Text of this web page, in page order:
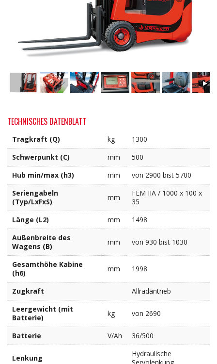
TECHNISCHES DATENBLATT
Tragkraft (Q) kg
1300
Schwerpunkt (C)
mm
500
Hub min/max (h3)
mm
von 2900 bist 5700
Seriengabeln
(Typ/LxFxS)
mm
FEM IIA / 1000 x 100 x
35
Länge (L2)
mm
1498
Außenbreite des
Wagens (B)
mm von 930 bist 1030
Gesamthöhe Kabine
(h6)
mm 1998
Zugkraft
Allradantrieb
Leergewicht (mit
Batterie)
kg von 2690
Batterie V/Ah 36/500
Lenkung
Hydraulische